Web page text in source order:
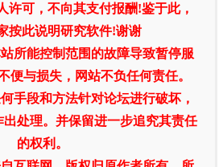
许可，不向其支付报酬!鉴于此，
按此说明研究软件!谢谢
所能控制范围的故障导致暂停服
便与损失，网站不负任何责任。
手段和方法针对论坛进行破坏，
处理。并保留进一步追究其责任
的权利。